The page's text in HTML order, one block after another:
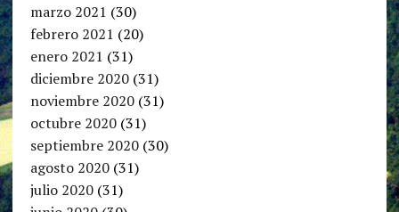
marzo 2021 (30)
febrero 2021 (20)
enero 2021 (31)
diciembre 2020(31)
noviembre 2020(31)
octubre 2020(31)
septiembre 2020(30)
agosto 2020(31)
julio 2020(31)